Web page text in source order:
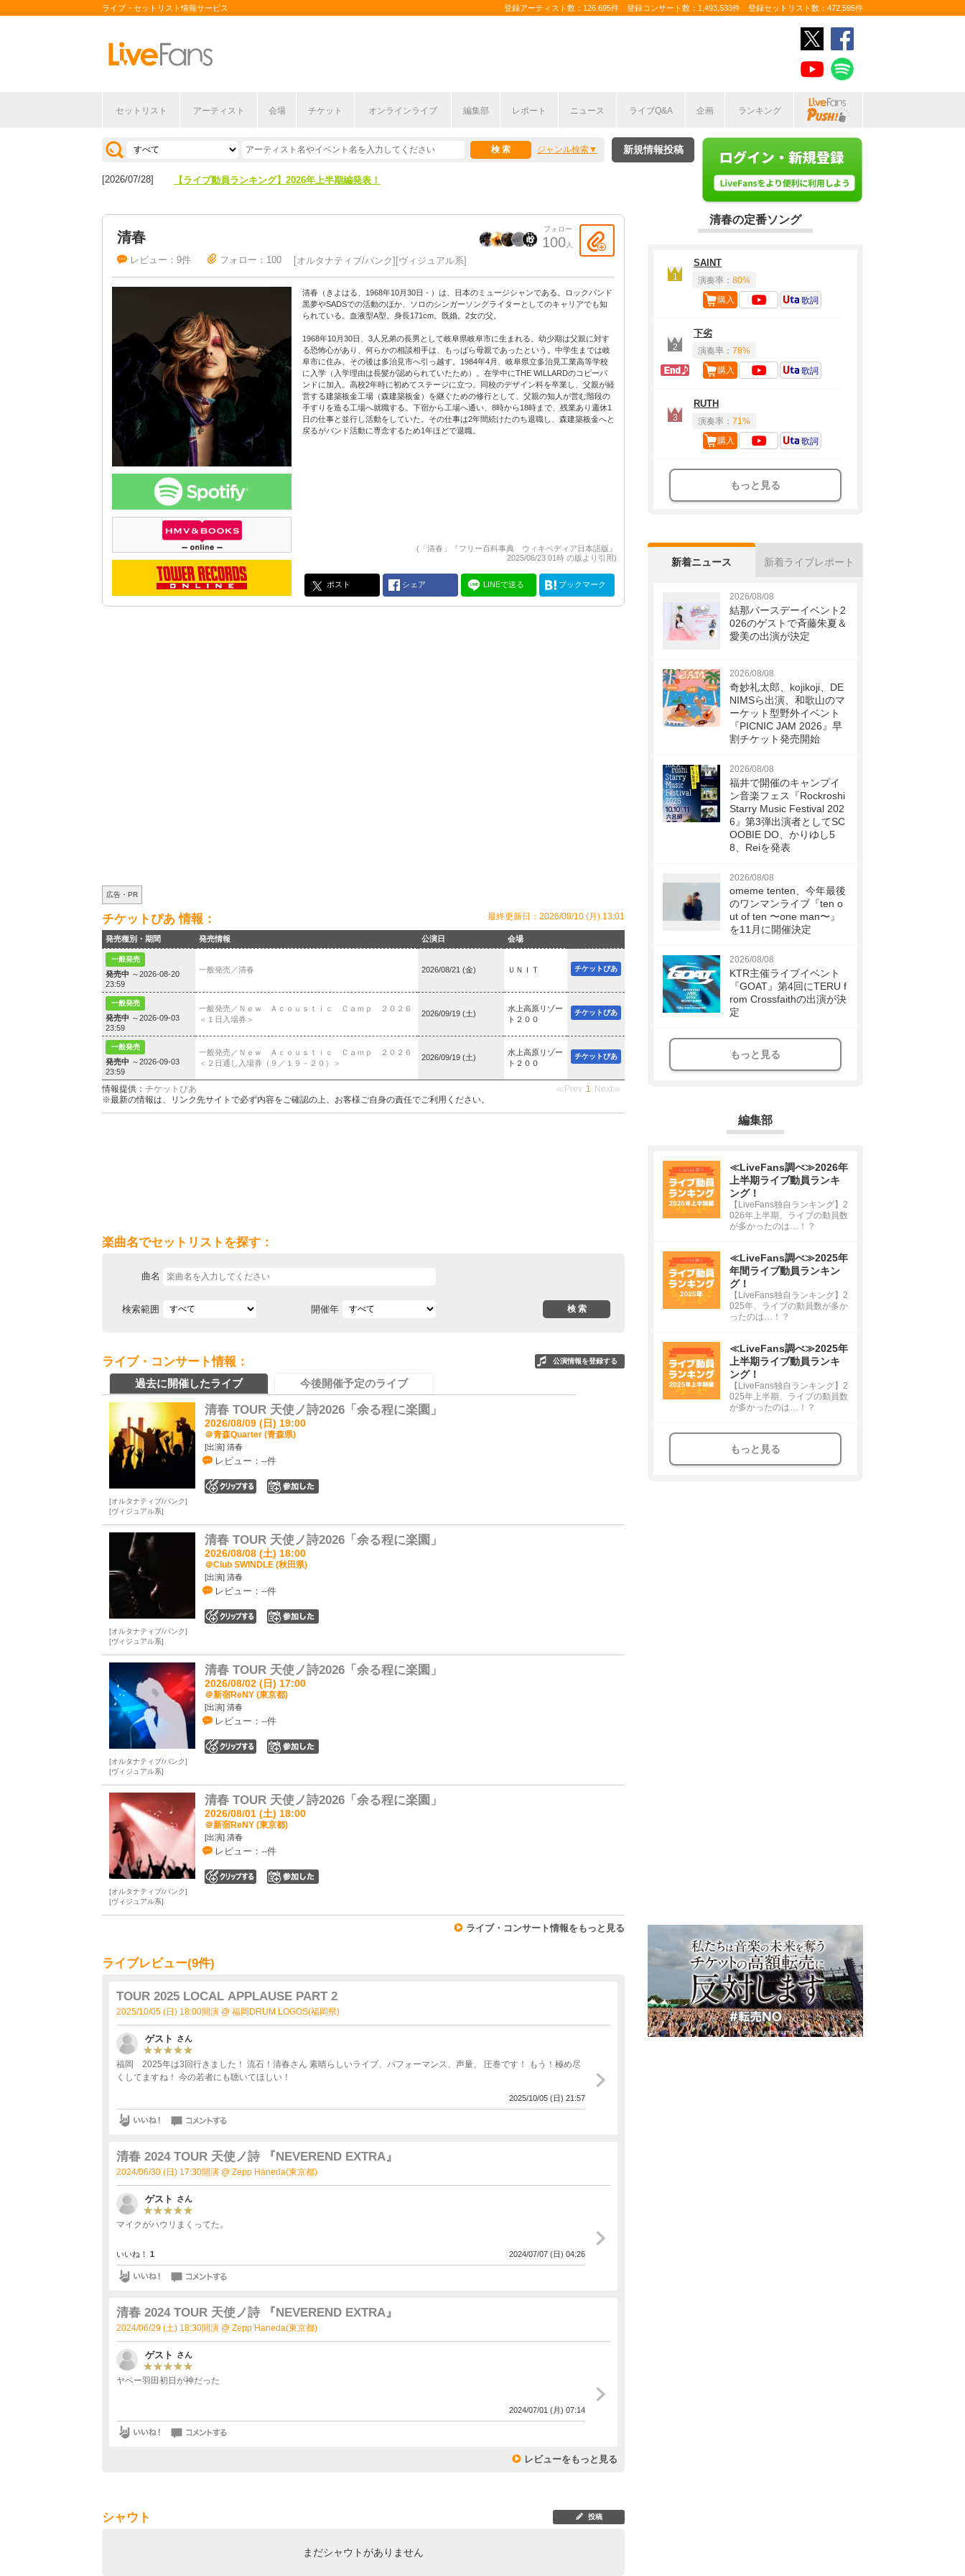
ライブ・セットリスト情報サービス 登録アーティスト数：126,695件 登録コンサート数：1,493,533件 登録セットリスト数：472,595件
セットリスト アーティスト 会場 チケット オンラインライブ 編集部 レポート ニュース ライブQ&A 企画 ランキング
ジャンル検索
[2026/04/27] 【フェス特集2026】フェス情報はここから！
[2026/07/28] 【ライブ動員ランキング】2026年上半期編発表！
新規情報投稿
清春
フォロー
100 人
レビュー：9件 フォロー：100 オルタナティブ/パンク ヴィジュアル系
清春（きよはる、1968年10月30日 - ）は、日本のミュージシャンである。ロックバンド
黒夢やSADSでの活動のほか、ソロのシンガーソングライターとしてのキャリアでも知
られている。血液型A型。身長171cm。既婚。2女の父。
1968年10月30日、3人兄弟の長男として岐阜県岐阜市に生まれる。幼少期は父親に対す
る恐怖心があり、何らかの相談相手は、もっぱら母親であったという。中学生までは岐
阜市に住み、その後は多治見市へ引っ越す。1984年4月、岐阜県立多治見工業高等学校
に入学（入学理由は長髪が認められていたため）。在学中にTHE WILLARDのコピーバ
ンドに加入。高校2年時に初めてステージに立つ。同校のデザイン科を卒業し、父親が経
営する建築板金工場（森建築板金）を継ぐための修行として、父親の知人が営む階段の
手すりを造る工場へ就職する。下宿から工場へ通い、8時から18時まで、残業あり週休1
日の仕事と並行し活動をしていた。その仕事は2年間続けたのち退職し、森建築板金へと
戻るがバンド活動に専念するため1年ほどで退職。
(「清春」『フリー百科事典 ウィキペディア日本語版』
2025/06/23 01時 の版より引用)
ポスト シェア LINEで送る ブックマーク
広告・PR
チケットぴあ 情報： 最終更新日：2026/08/10 (月) 13:01
発売種別・期間 発売情報 公演日 会場
一般発売
発売中 ～2026-08-20
23:59
一般発売／清春 2026/08/21 (金) ＵＮＩＴ チケットぴあ
一般発売
発売中 ～2026-09-03
23:59
一般発売／Ｎｅｗ Ａｃｏｕｓｔｉｃ Ｃａｍｐ ２０２６
＜１日入場券＞
2026/09/19 (土)
水上高原リゾー
ト２００
チケットぴあ
一般発売
発売中 ～2026-09-03
23:59
一般発売／Ｎｅｗ Ａｃｏｕｓｔｉｃ Ｃａｍｐ ２０２６
＜２日通し入場券（９／１９－２０）＞
2026/09/19 (土)
水上高原リゾー
ト２００
チケットぴあ
≪Prev 1 Next≫
情報提供： チケットぴあ
※最新の情報は、リンク先サイトで必ず内容をご確認の上、お客様ご自身の責任でご利用ください。
楽曲名でセットリストを探す：
曲名
検索範囲 開催年
ライブ・コンサート情報： 公演情報を登録する
過去に開催したライブ 今後開催予定のライブ
清春 TOUR 天使ノ詩2026「余る程に楽園」
2026/08/09 (日) 19:00
＠青森Quarter (青森県)
[出演] 清春
レビュー：--件
オルタナティブ/パンク
ヴィジュアル系
清春 TOUR 天使ノ詩2026「余る程に楽園」
2026/08/08 (土) 18:00
＠Club SWINDLE (秋田県)
[出演] 清春
レビュー：--件
オルタナティブ/パンク
ヴィジュアル系
清春 TOUR 天使ノ詩2026「余る程に楽園」
2026/08/02 (日) 17:00
＠新宿ReNY (東京都)
[出演] 清春
レビュー：--件
オルタナティブ/パンク
ヴィジュアル系
清春 TOUR 天使ノ詩2026「余る程に楽園」
2026/08/01 (土) 18:00
＠新宿ReNY (東京都)
[出演] 清春
レビュー：--件
オルタナティブ/パンク
ヴィジュアル系
ライブ・コンサート情報をもっと見る
ライブレビュー(9件)
TOUR 2025 LOCAL APPLAUSE PART 2
2025/10/05 (日) 18:00開演 @ 福岡DRUM LOGOS(福岡県)
ゲスト さん
福岡 2025年は3回行きました！ 流石！清春さん 素晴らしいライブ、パフォーマンス、声量、 圧巻です！ もう！極め尽
くしてますね！ 今の若者にも聴いてほしい！
2025/10/05 (日) 21:57
清春 2024 TOUR 天使ノ詩 『NEVEREND EXTRA』
2024/06/30 (日) 17:30開演 @ Zepp Haneda(東京都)
ゲスト さん
マイクがハウリまくってた。
いいね！ 1 2024/07/07 (日) 04:26
清春 2024 TOUR 天使ノ詩 『NEVEREND EXTRA』
2024/06/29 (土) 18:30開演 @ Zepp Haneda(東京都)
ゲスト さん
ヤベー羽田初日が神だった
2024/07/01 (月) 07:14
レビューをもっと見る
シャウト 投稿
まだシャウトがありません
清春の定番ソング
1
SAINT
演奏率： 80%
購入 歌詞
2
下劣
演奏率： 78%
ラスト定番
購入 歌詞
3
RUTH
演奏率： 71%
購入 歌詞
もっと見る
新着ニュース 新着ライブレポート
2026/08/08
結那バースデーイベント2
026のゲストで斉藤朱夏＆
愛美の出演が決定
2026/08/08
奇妙礼太郎、kojikoji、DE
NIMSら出演、和歌山のマ
ーケット型野外イベント
『PICNIC JAM 2026』早
割チケット発売開始
2026/08/08
福井で開催のキャンプイ
ン音楽フェス『Rockroshi
Starry Music Festival 202
6』第3弾出演者としてSC
OOBIE DO、かりゆし5
8、Reiを発表
2026/08/08
omeme tenten、今年最後
のワンマンライブ『ten o
ut of ten 〜one man〜』
を11月に開催決定
2026/08/08
KTR主催ライブイベント
『GOAT』第4回にTERU f
rom Crossfaithの出演が決
定
もっと見る
編集部
≪LiveFans調べ≫2026年
上半期ライブ動員ランキ
ング！
【LiveFans独自ランキング】2
026年上半期、ライブの動員数
が多かったのは…！？
≪LiveFans調べ≫2025年
年間ライブ動員ランキン
グ！
【LiveFans独自ランキング】2
025年、ライブの動員数が多か
ったのは…！？
≪LiveFans調べ≫2025年
上半期ライブ動員ランキ
ング！
【LiveFans独自ランキング】2
025年上半期、ライブの動員数
が多かったのは…！？
もっと見る